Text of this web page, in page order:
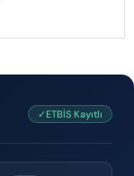
✓ETBİS Kayıtlı